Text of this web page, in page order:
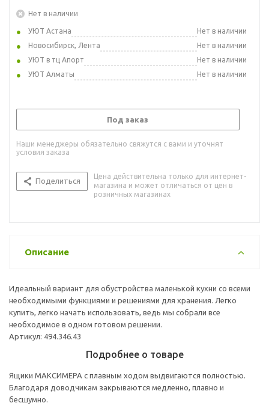
Нет в наличии
УЮТ Астана
Нет в наличии
Новосибирск, Лента
Нет в наличии
УЮТ в тц Апорт
Нет в наличии
УЮТ Алматы
Нет в наличии
Под заказ
Наши менеджеры обязательно свяжутся с вами и уточнят
условия заказа
Поделиться
Цена действительна только для интернет-
магазина и может отличаться от цен в
розничных магазинах
Описание
Идеальный вариант для обустройства маленькой кухни со всеми
необходимыми функциями и решениями для хранения. Легко
купить, легко начать использовать, ведь мы собрали все
необходимое в одном готовом решении.
Артикул: 494.346.43
Подробнее о товаре
Ящики МАКСИМЕРА с плавным ходом выдвигаются полностью.
Благодаря доводчикам закрываются медленно, плавно и
бесшумно.